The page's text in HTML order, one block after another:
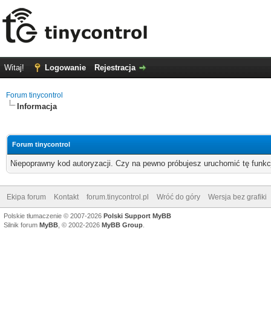
Witaj! Logowanie Rejestracja
Forum tinycontrol
Informacja
Forum tinycontrol
Niepoprawny kod autoryzacji. Czy na pewno próbujesz uruchomić tę
Ekipa forum Kontakt forum.tinycontrol.pl Wróć do góry Wersja bez grafiki
Polskie tłumaczenie © 2007-2026 Polski Support MyBB
Silnik forum MyBB , © 2002-2026 MyBB Group